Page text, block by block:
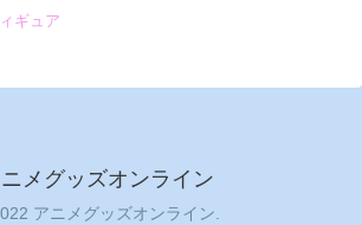
ギュア
メグッズオンライン
アニメグッズオンライン.